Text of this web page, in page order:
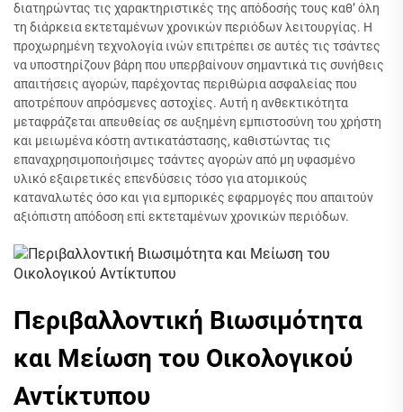
διατηρώντας τις χαρακτηριστικές της απόδοσής τους καθ’ όλη
τη διάρκεια εκτεταμένων χρονικών περιόδων λειτουργίας. Η
προχωρημένη τεχνολογία ινών επιτρέπει σε αυτές τις τσάντες
να υποστηρίζουν βάρη που υπερβαίνουν σημαντικά τις συνήθεις
απαιτήσεις αγορών, παρέχοντας περιθώρια ασφαλείας που
αποτρέπουν απρόσμενες αστοχίες. Αυτή η ανθεκτικότητα
μεταφράζεται απευθείας σε αυξημένη εμπιστοσύνη του χρήστη
και μειωμένα κόστη αντικατάστασης, καθιστώντας τις
επαναχρησιμοποιήσιμες τσάντες αγορών από μη υφασμένο
υλικό εξαιρετικές επενδύσεις τόσο για ατομικούς
καταναλωτές όσο και για εμπορικές εφαρμογές που απαιτούν
αξιόπιστη απόδοση επί εκτεταμένων χρονικών περιόδων.
Περιβαλλοντική Βιωσιμότητα
και Μείωση του Οικολογικού
Αντίκτυπου